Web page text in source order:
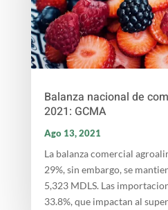
Balanza nacional de
2021: GCMA
Ago 13, 2021
La balanza comercial
29%, sin embargo, se
5,323 MDLS. Las
33.8%, que impactan al